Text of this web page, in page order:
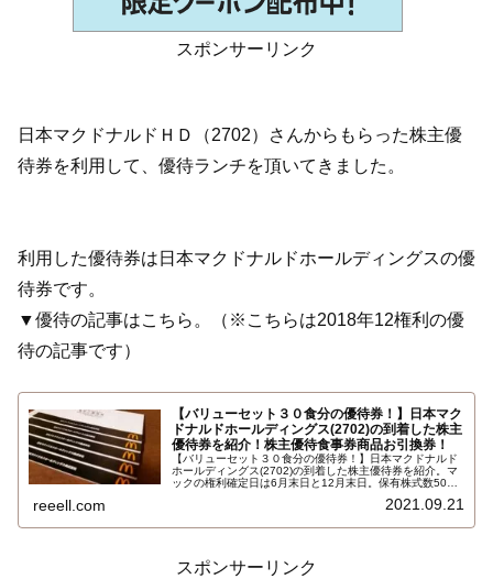
スポンサーリンク
日本マクドナルドＨＤ（2702）さんからもらった株主優
待券を利用して、優待ランチを頂いてきました。
利用した優待券は日本マクドナルドホールディングスの優
待券です。
▼優待の記事はこちら。（※こちらは2018年12権利の優
待の記事です）
【バリューセット３０食分の優待券！】日本マク
ドナルドホールディングス(2702)の到着した株主
優待券を紹介！株主優待食事券商品お引換券！
【バリューセット３０食分の優待券！】日本マクドナルド
ホールディングス(2702)の到着した株主優待券を紹介。マ
ックの権利確定日は6月末日と12月末日。保有株式数500
引換券が6枚。ハッピーセット、ビックブレックファスト
料です…
reeell.com 2021.09.21
スポンサーリンク